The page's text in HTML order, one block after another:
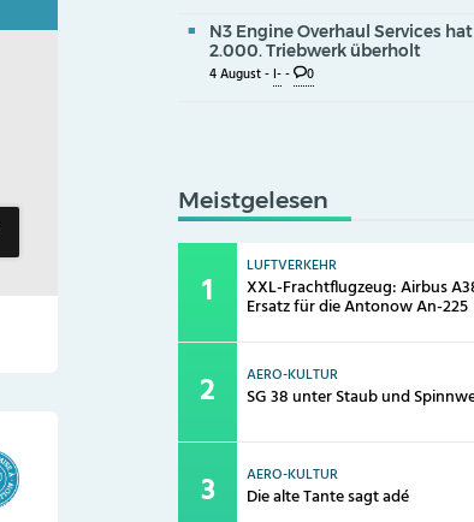
N3 Engine Overhaul Services
2.000. Triebwerk überholt
4 August -I-- 0
Meistgelesen
LUFTVERKEHR
XXL-Frachtflugzeug: Airbus
Ersatz für die Antonow An-225
AERO-KULTUR
SG 38 unter Staub und
AERO-KULTUR
Die alte Tante sagt adé